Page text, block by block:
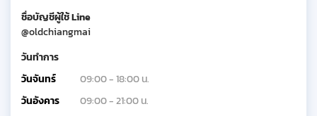
ชื่อบัญชีผู้ใช้ Line
@oldchiangmai
วันทำการ
วันจันทร์
09:00 - 18:00 น.
วันอังคาร
09:00 - 21:00 น.